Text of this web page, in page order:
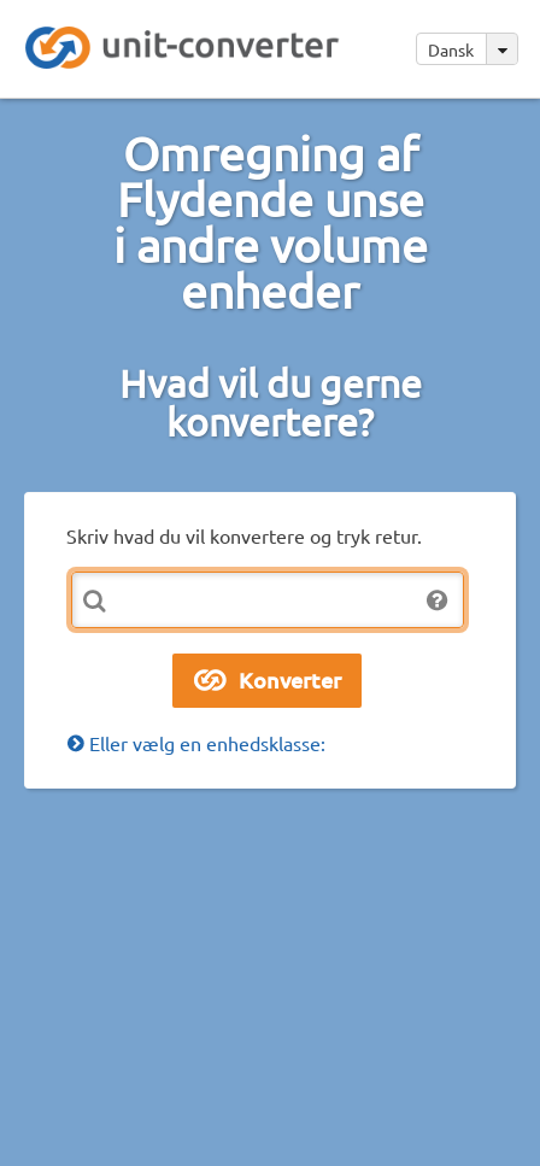
Dansk
Omregning af
Flydende unse
i andre volume
enheder
Hvad vil du gerne
konvertere?
Skriv hvad du vil konvertere og tryk retur.
Eller vælg en enhedsklasse: